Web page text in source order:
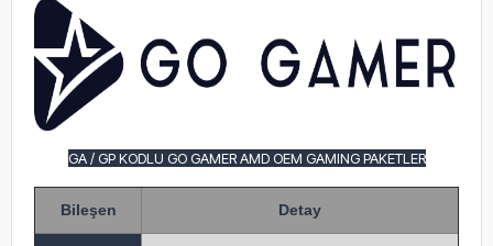
GA / GP KODLU GO GAMER AMD OEM GAMING PAKETLER
Bileşen Detay